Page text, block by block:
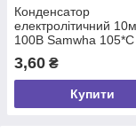
Конденсатор
електролітичний
100В Samwha
3,60 ₴
Купити